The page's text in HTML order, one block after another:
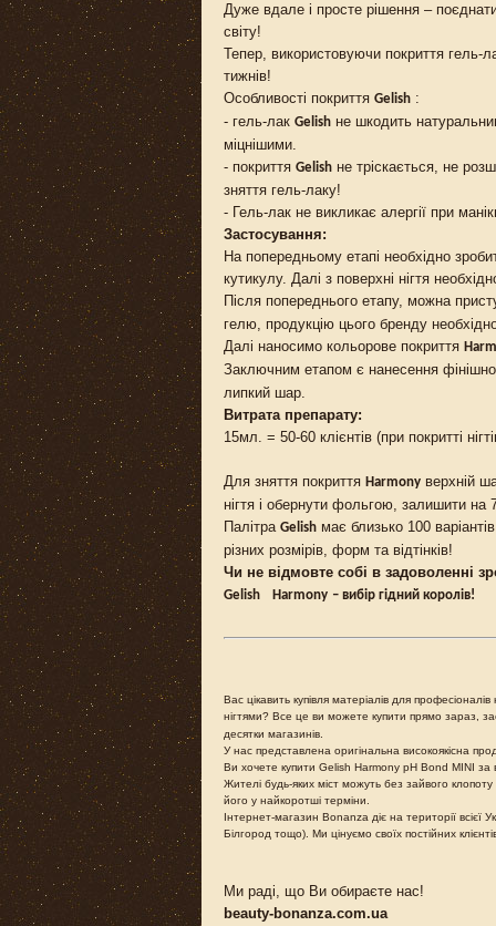
Дуже вдале і просте рішення –
світу!
Тепер, використовуючи покриття
тижнів!
Особливості покриття Gelish :
- гель-лак Gelish не шкодить
міцнішими.
- покриття Gelish не тріскається, не
зняття гель-лаку!
- Гель-лак не викликає алергії при
Застосування:
На попередньому етапі необхідно
кутикулу. Далі з поверхні нігтя
Після попереднього етапу, можна
гелю, продукцію цього бренду
Далі наносимо кольорове покриття
Заключним етапом є нанесення
липкий шар.
Витрата препарату:
15мл. = 50-60 клієнтів (при покритті
Для зняття покриття Harmony верхній
нігтя і обернути фольгою, залишити
Палітра Gelish має близько 100
різних розмірів, форм та відтінків!
Чи не відмовте собі в задоволенні
Gelish Harmony – вибір гідний королів!
Вас цікавить купівля матеріалів для
нігтями? Все це ви можете купити прямо зараз,
десятки магазинів.
У нас представлена оригінальна високоякісна
Ви хочете купити Gelish Harmony pH Bond MINI за
Жителі будь-яких міст можуть без зайвого
його у найкоротші терміни.
Інтернет-магазин Bonanza діє на території
Білгород тощо). Ми цінуємо своїх постійних
Ми раді, що Ви обираєте нас!
beauty-bonanza.com.ua